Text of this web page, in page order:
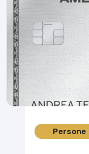
Persone